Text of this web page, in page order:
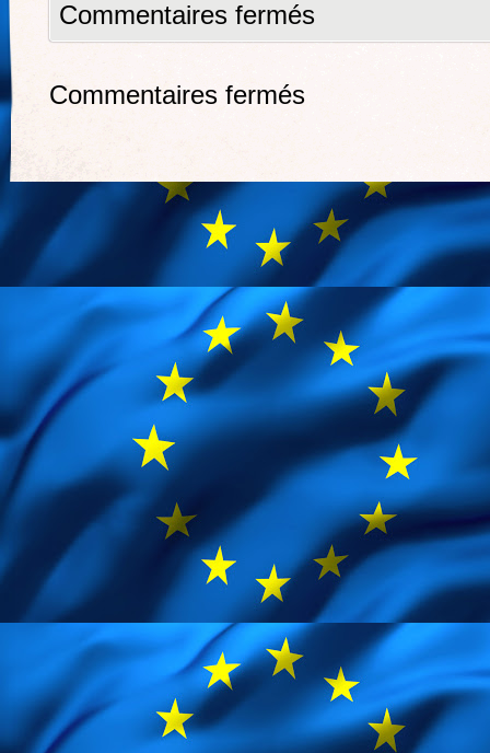
Commentaires fermés
Commentaires fermés